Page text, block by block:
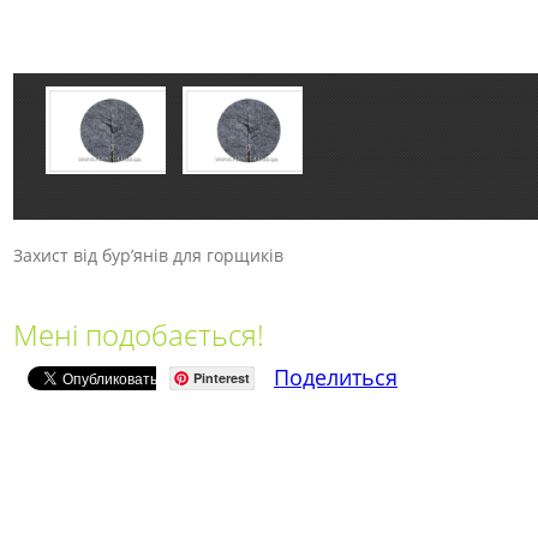
Захист від бур’янів для горщиків
Мені подобається!
Pinterest Поделиться